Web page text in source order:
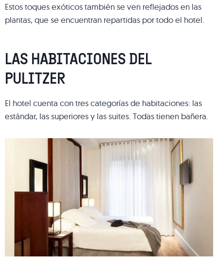
Estos toques exóticos también se ven reflejados en las
plantas, que se encuentran repartidas por todo el hotel.
LAS HABITACIONES DEL
PULITZER
El hotel cuenta con tres categorías de habitaciones: las
estándar, las superiores y las suites. Todas tienen bañera.